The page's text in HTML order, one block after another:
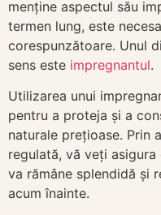
menține aspectul său
termen lung, este
corespunzătoare. Unul
sens este impregnantul.
Utilizarea unui
pentru a proteja și a
naturale prețioase. Prin
regulată, vă veți asigura
va rămâne splendidă și
acum înainte.